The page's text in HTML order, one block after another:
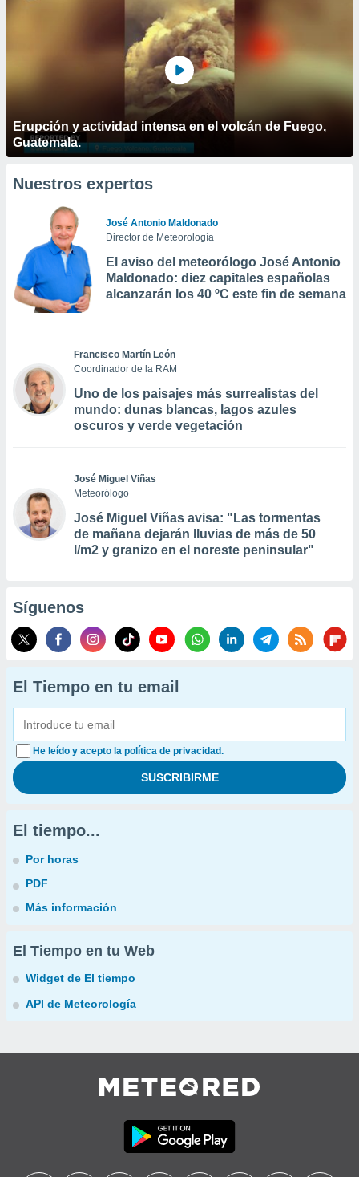
Erupción y actividad intensa en el volcán de Fuego,
Guatemala.
Nuestros expertos
José Antonio Maldonado
Director de Meteorología
El aviso del meteorólogo José Antonio
Maldonado: diez capitales españolas
alcanzarán los 40 ºC este fin de semana
Francisco Martín León
Coordinador de la RAM
Uno de los paisajes más surrealistas del
mundo: dunas blancas, lagos azules
oscuros y verde vegetación
José Miguel Viñas
Meteorólogo
José Miguel Viñas avisa: "Las tormentas
de mañana dejarán lluvias de más de 50
l/m2 y granizo en el noreste peninsular"
Síguenos
El Tiempo en tu email
He leído y acepto la política de privacidad.
El tiempo...
Por horas
PDF
Más información
El Tiempo en tu Web
Widget de El tiempo
API de Meteorología